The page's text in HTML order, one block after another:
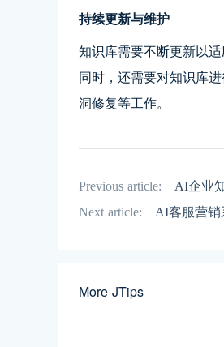
持续更新与维护
知识库需要不断更新以
同时，还需要对知识库
洞修复等工作。
Previous article:
AI企业
Next article:
AI客服营销
More JTips